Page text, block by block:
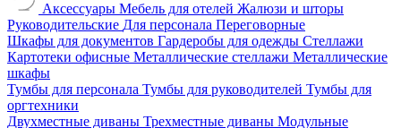
Аксессуары Мебель для отелей Жалюзи и шторы
Руководительские Для персонала Переговорные
Шкафы для документов Гардеробы для одежды Стеллажи
Картотеки офисные Металлические стеллажи Металлические
шкафы
Тумбы для персонала Тумбы для руководителей Тумбы для
оргтехники
Двухместные диваны Трехместные диваны Модульные